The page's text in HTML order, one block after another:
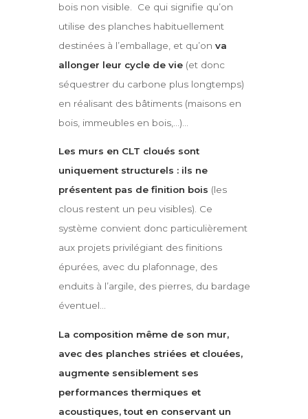
bois non visible. Ce qui signifie qu’on
utilise des planches habituellement
destinées à l’emballage, et qu’on va
allonger leur cycle de vie(et donc
séquestrer du carbone plus longtemps)
en réalisant des bâtiments (maisons en
bois, immeubles en bois,...)…
Les murs en CLT cloués sont
uniquement structurels : ils ne
présentent pas de finition bois (les
clous restent un peu visibles). Ce
système convient donc particulièrement
aux projets privilégiant des finitions
épurées, avec du plafonnage, des
enduits à l’argile, des pierres, du bardage
éventuel…
La composition même de son mur,
avec des planches striées et clouées,
augmente sensiblement ses
performances thermiques et
acoustiques, tout en conservant un